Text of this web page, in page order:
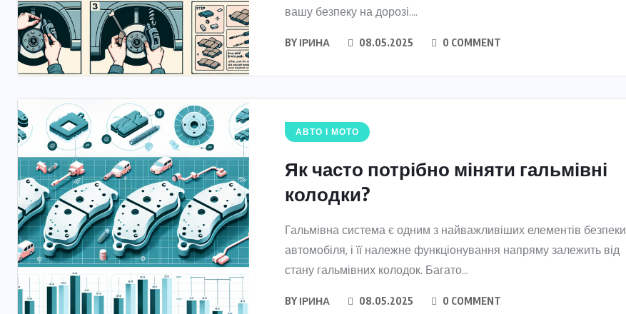
вашу безпеку на дорозі....
BY ІРИНА 08.05.2025 0 COMMENT
АВТО І МОТО
Як часто потрібно міняти гальмівні
колодки?
Гальмівна система є одним з найважливіших елементів безпеки
автомобіля, і її належне функціонування напряму залежить від
стану гальмівних колодок. Багато...
BY ІРИНА 08.05.2025 0 COMMENT